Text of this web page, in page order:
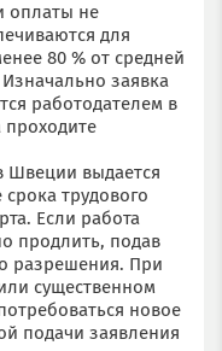
оплаты не
для
80 % от средней
заявка
работодателем в
Швеции выдается
трудового
Если работа
продлить, подав
разрешения. При
существенном
новое
подачи заявления